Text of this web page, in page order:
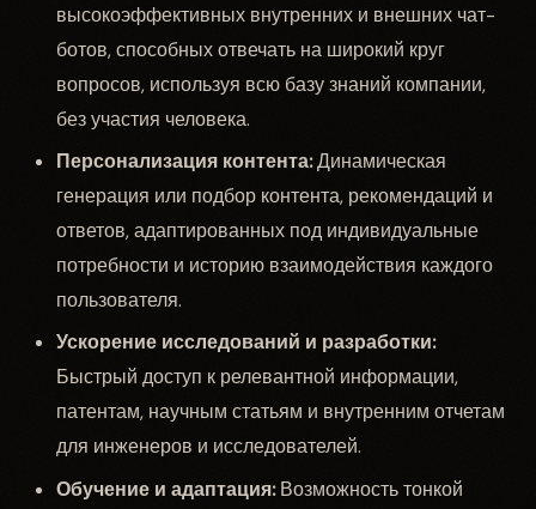
высокоэффективных внутренних и внешних чат-
ботов, способных отвечать на широкий круг
вопросов, используя всю базу знаний компании,
без участия человека.
Персонализация контента:Динамическая
генерация или подбор контента, рекомендаций и
ответов, адаптированных под индивидуальные
потребности и историю взаимодействия каждого
пользователя.
Ускорение исследований и разработки:
Быстрый доступ к релевантной информации,
патентам, научным статьям и внутренним отчетам
для инженеров и исследователей.
Обучение и адаптация:Возможность тонкой